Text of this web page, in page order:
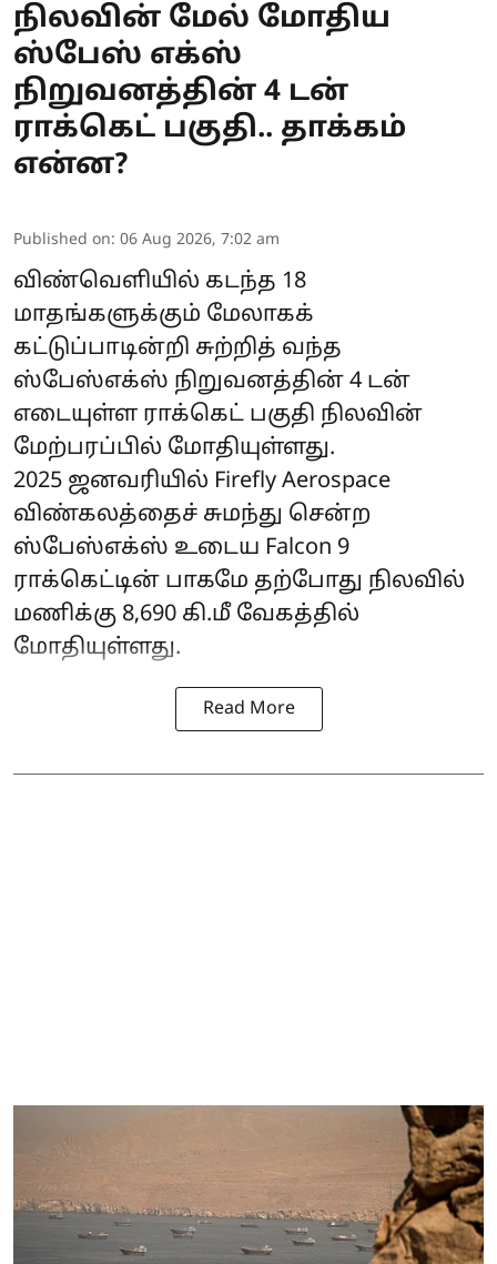
நிலவின் மேல் மோதிய
ஸ்பேஸ் எக்ஸ்
நிறுவனத்தின் 4 டன்
ராக்கெட் பகுதி.. தாக்கம்
என்ன?
Published on: 06 Aug 2026, 7:02 am
விண்வெளியில் கடந்த 18
மாதங்களுக்கும் மேலாகக்
கட்டுப்பாடின்றி சுற்றித் வந்த
ஸ்பேஸ்எக்ஸ் நிறுவனத்தின் 4 டன்
எடையுள்ள ராக்கெட் பகுதி நிலவின்
மேற்பரப்பில் மோதியுள்ளது.
2025 ஜனவரியில் Firefly Aerospace
விண்கலத்தைச் சுமந்து சென்ற
ஸ்பேஸ்எக்ஸ் உடைய Falcon 9
ராக்கெட்டின் பாகமே தற்போது நிலவில்
மணிக்கு 8,690 கி.மீ வேகத்தில்
மோதியுள்ளது.
Read More